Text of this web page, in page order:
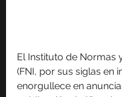
El Instituto de Normas
(FNI, por sus siglas en
enorgullece en